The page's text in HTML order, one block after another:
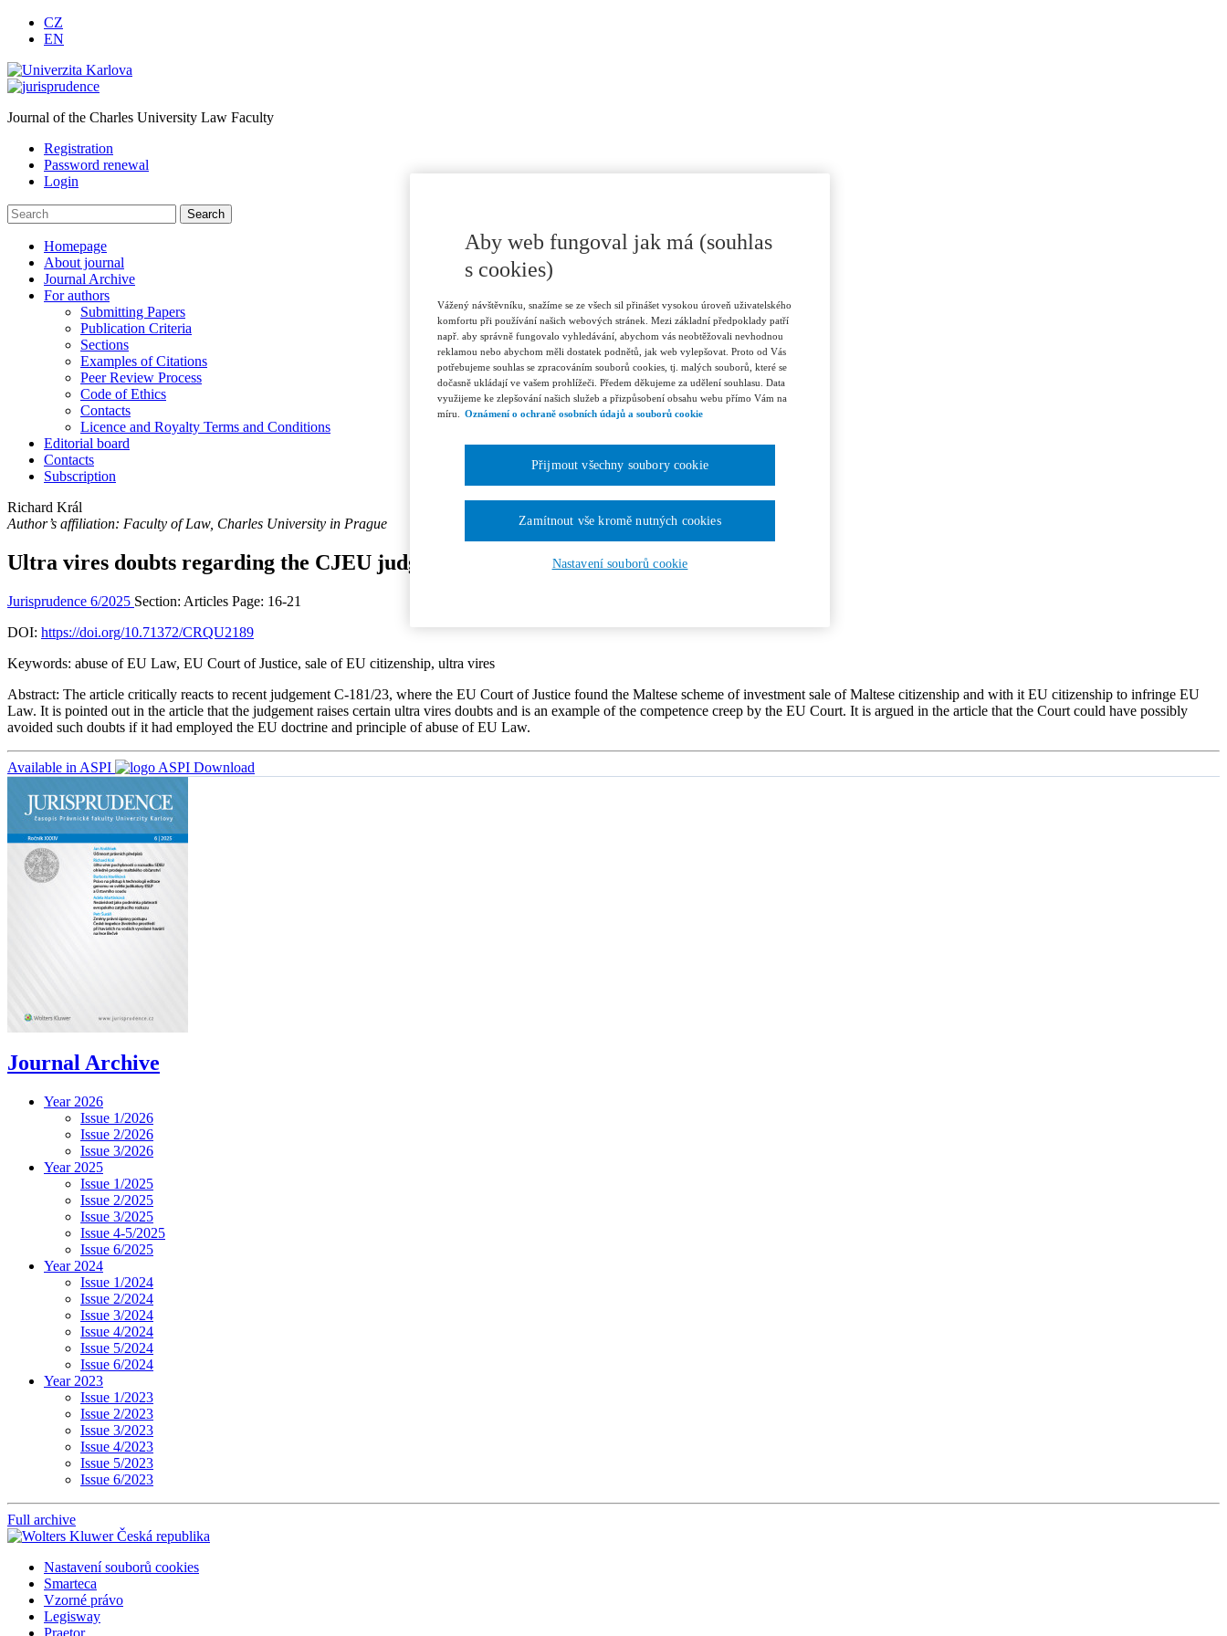
CZ
EN
Journal of the Charles University Law Faculty
Registration
Password renewal
Login
Homepage
About journal
Journal Archive
For authors
Submitting Papers
Publication Criteria
Sections
Examples of Citations
Peer Review Process
Code of Ethics
Contacts
Licence and Royalty Terms and Conditions
Editorial board
Contacts
Subscription
Richard Král
Author’s affiliation: Faculty of Law, Charles University in Prague
Ultra vires doubts regarding the CJEU judgement on the sale of Maltese citizenship
Jurisprudence 6/2025 Section: Articles Page: 16-21
DOI: https://doi.org/10.71372/CRQU2189
Keywords: abuse of EU Law, EU Court of Justice, sale of EU citizenship, ultra vires
Abstract: The article critically reacts to recent judgement C-181/23, where the EU Court of Justice found the Maltese scheme of investment sale of Maltese citizenship and with it EU citizenship to infringe EU
Law. It is pointed out in the article that the judgement raises certain ultra vires doubts and is an example of the competence creep by the EU Court. It is argued in the article that the Court could have possibly
avoided such doubts if it had employed the EU doctrine and principle of abuse of EU Law.
Available in ASPI Download
Journal Archive
Year 2026
Issue 1/2026
Issue 2/2026
Issue 3/2026
Year 2025
Issue 1/2025
Issue 2/2025
Issue 3/2025
Issue 4-5/2025
Issue 6/2025
Year 2024
Issue 1/2024
Issue 2/2024
Issue 3/2024
Issue 4/2024
Issue 5/2024
Issue 6/2024
Year 2023
Issue 1/2023
Issue 2/2023
Issue 3/2023
Issue 4/2023
Issue 5/2023
Issue 6/2023
Full archive
Nastavení souborů cookies
Smarteca
Vzorné právo
Legisway
Praetor
Aby web fungoval jak má (souhlas
s cookies)
Vážený návštěvníku, snažíme se ze všech sil přinášet vysokou úroveň uživatelského
komfortu při používání našich webových stránek. Mezi základní předpoklady patří
např. aby správně fungovalo vyhledávání, abychom vás neobtěžovali nevhodnou
reklamou nebo abychom měli dostatek podnětů, jak web vylepšovat. Proto od Vás
potřebujeme souhlas se zpracováním souborů cookies, tj. malých souborů, které se
dočasně ukládají ve vašem prohlížeči. Předem děkujeme za udělení souhlasu. Data
využijeme ke zlepšování našich služeb a přizpůsobení obsahu webu přímo Vám na
míru.
Oznámení o ochraně osobních údajů a souborů cookie
Nastavení souborů cookie
Zamítnout vše kromě nutných cookies
Přijmout všechny soubory cookie